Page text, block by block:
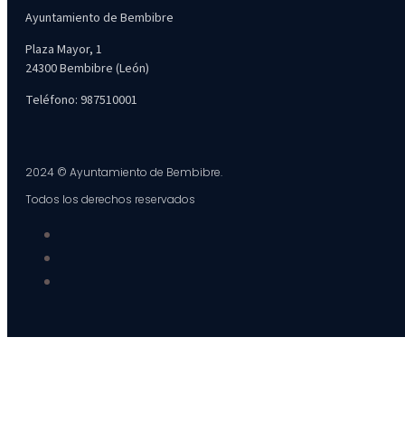
Ayuntamiento de Bembibre
Plaza Mayor, 1
24300 Bembibre (León)
Teléfono: 987510001
2024 © Ayuntamiento de Bembibre.
Todos los derechos reservados